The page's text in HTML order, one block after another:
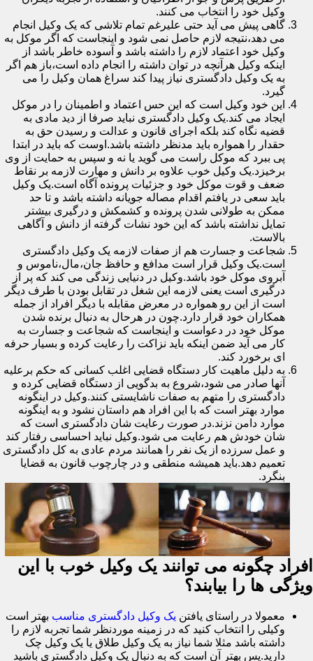
وکیل خود را انتخاب می کنند.
گاهی پیش می آید حتی علیرغم تمام تلاشی که یک وکیل انجام
می دهد،نتیجه لازم حاصل نمی شود و اینجاست که اگر موکل به
وکیل خود اعتماد لازم را داشته باشد و آسوده خاطر باشد از
اینکه وکیل هرآنچه در توان داشته را انجام داده است،باز هم اگر
به یک وکیل دادگستری نیاز پیدا کند سراغ همان وکیل را می
گیرد.
این خود وکیل است که این حس اعتماد و اطمینان را در موکل
ایجاد می کند.یک وکیل دادگستری نباید صرفا از دید مادی به
قضیه نگاه کند بلکه اجرای قانون و عدالت و رسیدن حق به
حقدار را همواره باید مدنظر داشته باشد.اوست که باید در ابتدا
پی ببرد که موکل راست می گوید یا نه و سپس به حمایت از وی
برخیزد.یک وکیل خوب علاوه بر دانش و مهارت لازمه بر نقاط
ضعف و قوت موکل خود و جزئیات پرونده آگاه است.یک وکیل
باید سعی در یافتم اقدام مصاله جویانه داشته باشد و تا حد
ممکن به طولانی شدن پرونده و کشمکش و درگیری بیشتر
تمایل نداشته باشد که این خود نشات گرفته از دانش و آگاهی
بالاست.
شجاعت و جسارت هم از صفات لازمه یک وکیل دادگستری
است.یک وکیل قرار است مدافع و حافظ جان،مال،ناموس و
آبروی موکل خود باشد.وکیل در دنیایی زندگی می کند که پر از
درگیری است یعنی لازمه این شغل در تقابل بودن با طرف دیگر
است از این رو همواره در معرض مقابله با دیگر افراد از جمله
همکاران خود قرار دارد.چون در هرحال به دنبال برنده شدن
موکل خود در دعواست و اینجاست که شجاعت و جسارت به
کار می آید ضمن اینکه باید نزاکت را رعایت کرده و بسیار حرفه
ای برخورد کند.
به دلیل ماهیت کار دستگاه قضایی اغلب کسانی که حکم برعلیه
آنها صادر می شود،شروع به بدگویی از دستگاه قضایی کرده و
دادگستری را متهم به صفات ناشایستی کنند.وکیل در اینگونه
موارد بهتر است که با این افراد هم داستان نشود و به اینگونه
موارد دامن نزند.در صورت رعایت شان دادگستری است که
شان خودش هم رعایت می شود.وکیل نباید احساسی رفتار کند
و عمل سرزده از یک نفر را همانند مردم عادی به کل دادگستری
تعمیم دهد.باید همیشه منطقی و در چارچوب قانون به قضایا
بنگرد.
افراد چگونه می توانند یک وکیل خوب با این
ویژگی ها را بیابند؟
معمولا در راستای یافتن یک وکیل دادگستری مناسب بهتر است
وکیلی را انتخاب کنید که در زمینه موردنظر شما تجربه لازم را
داشته باشد مثلا شما نیاز به یک وکیل طلاق یا یک وکیل چک
دارید.پس بهتر آن است که به دنبال یک وکیل دادگستری باشید